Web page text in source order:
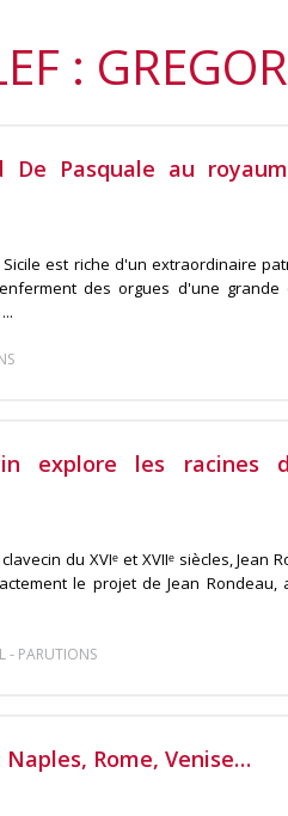
:
De Pasquale au
est riche d'un extraordinaire
des orgues d'une grande
explore les racines
du XVIᵉ et XVIIᵉ siècles, Jean
le projet de Jean Rondeau,
- PARUTIONS
Rome, Venise…